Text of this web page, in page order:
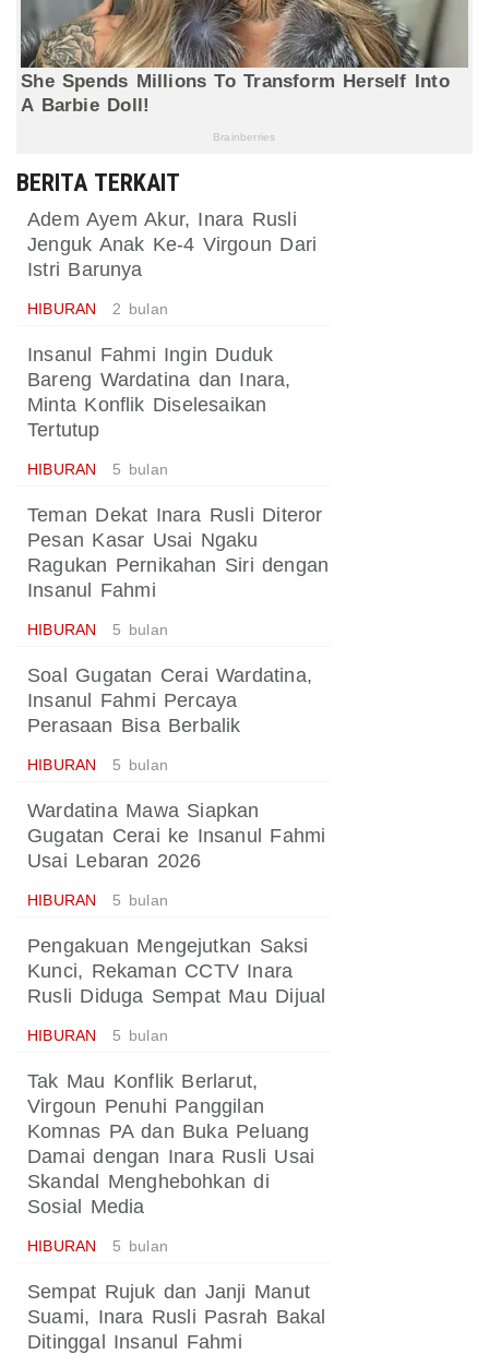
BERITA TERKAIT
Adem Ayem Akur, Inara Rusli
Jenguk Anak Ke-4 Virgoun Dari
Istri Barunya
HIBURAN 2 bulan
Insanul Fahmi Ingin Duduk
Bareng Wardatina dan Inara,
Minta Konflik Diselesaikan
Tertutup
HIBURAN 5 bulan
Teman Dekat Inara Rusli Diteror
Pesan Kasar Usai Ngaku
Ragukan Pernikahan Siri dengan
Insanul Fahmi
HIBURAN 5 bulan
Soal Gugatan Cerai Wardatina,
Insanul Fahmi Percaya
Perasaan Bisa Berbalik
HIBURAN 5 bulan
Wardatina Mawa Siapkan
Gugatan Cerai ke Insanul Fahmi
Usai Lebaran 2026
HIBURAN 5 bulan
Pengakuan Mengejutkan Saksi
Kunci, Rekaman CCTV Inara
Rusli Diduga Sempat Mau Dijual
HIBURAN 5 bulan
Tak Mau Konflik Berlarut,
Virgoun Penuhi Panggilan
Komnas PA dan Buka Peluang
Damai dengan Inara Rusli Usai
Skandal Menghebohkan di
Sosial Media
HIBURAN 5 bulan
Sempat Rujuk dan Janji Manut
Suami, Inara Rusli Pasrah Bakal
Ditinggal Insanul Fahmi